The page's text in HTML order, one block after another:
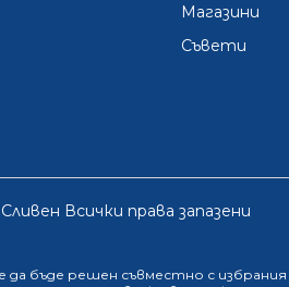
Mагазини
Съвети
Всички права запазени
да бъде решен съвместно с избрания